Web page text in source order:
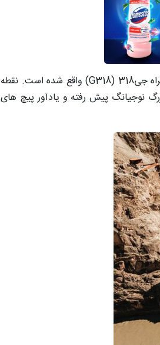
این مجموعه، پس از شش سال ساخت و ساز در ارتفاعات بالا، در روستای بوزه، شهرستان باشوی، در امتداد بزرگراه جی318 (G318) واقع شده است. نقطه
به طول 37 متر از صخره ای بر فراز دره بزرگ نوجیانگ پیش رفته و یادآور پیچ های